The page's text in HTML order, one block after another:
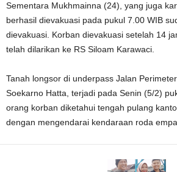
Sementara Mukhmainna (24), yang juga
berhasil dievakuasi pada pukul 7.00 WIB
dievakuasi. Korban dievakuasi setelah 14
telah dilarikan ke RS Siloam Karawaci.
Tanah longsor di underpass Jalan
Soekarno Hatta, terjadi pada Senin (5/2)
orang korban diketahui tengah pulang
dengan mengendarai kendaraan roda